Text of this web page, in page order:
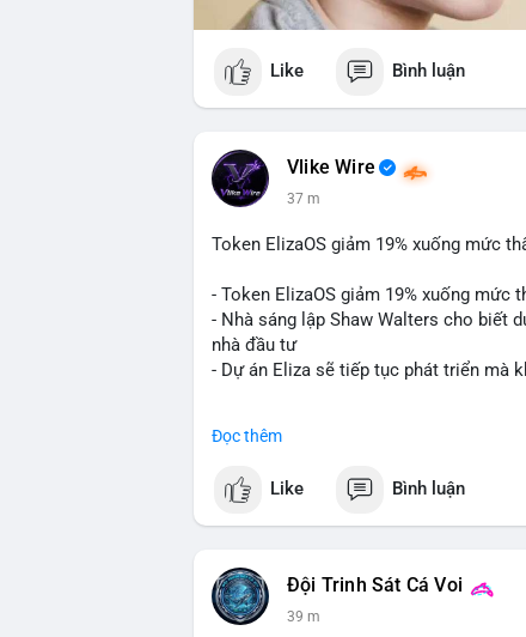
Like Bình luận
Vlike Wire
37 m
Token ElizaOS giảm 19% xuống mức
- Token ElizaOS giảm 19% xuống mức
- Nhà sáng lập Shaw Walters cho biết
nhà đầu tư
- Dự án Eliza sẽ tiếp tục phát triển mà
#vlikevn #titanbot
📰 Nguồn: Cointelegraph
Đọc thêm
Like Bình luận
Đội Trinh Sát Cá Voi
39 m